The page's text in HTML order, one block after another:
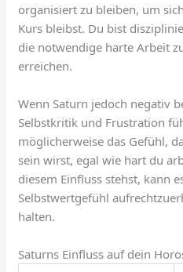
organisiert zu bleiben, um
Kurs bleibst. Du bist
die notwendige harte Arbeit
erreichen.
Wenn Saturn jedoch negativ
Selbstkritik und Frustration
möglicherweise das Gefühl,
sein wirst, egal wie hart du
diesem Einfluss stehst, kann
Selbstwertgefühl
halten.
Saturns Einfluss auf dein